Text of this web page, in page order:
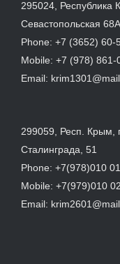
295024, Республика
Севастопольская 68А
Phone: +7 (3652) 60-
Mobile: +7 (978) 861-
Email:
299059, Респ. Крым,
Сталинграда, 51
Phone: +7(978)010
Mobile: +7(979)010
Email: